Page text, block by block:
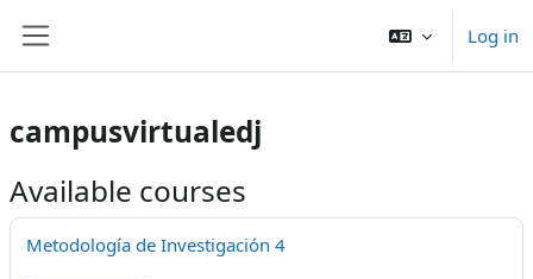
Log in
campusvirtualedj
Available courses
Metodología de Investigación 4